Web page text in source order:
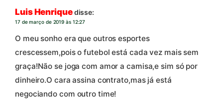
Luis Henriquedisse:
17 de março de 2019 às 12:27
O meu sonho era que outros esportes
crescessem,pois o futebol está cada vez mais sem
graça!Não se joga com amor a camisa,e sim só por
dinheiro.O cara assina contrato,mas já está
negociando com outro time!